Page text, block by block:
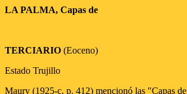
LA PALMA, Capas de
TERCIARIO (Eoceno)
Estado Trujillo
Maury (1925-c, p. 412) mencionó las "Capas de